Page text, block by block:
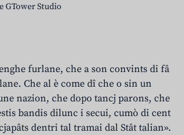
GTower Studio
furlane, che a son convints di fâ
Che al è come dî che o sin un
nazion, che dopo tancj parons, che
bandis dilunc i secui, cumò di cent
dentri tal tramai dal Stât talian».